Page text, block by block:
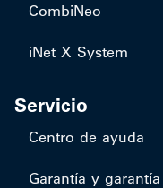
CombiNeo
iNet X System
Servicio
Centro de ayuda
Garantía y garantía